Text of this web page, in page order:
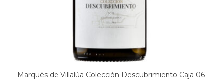
Marqués de Villalúa Colección Descubrimiento Caja 06